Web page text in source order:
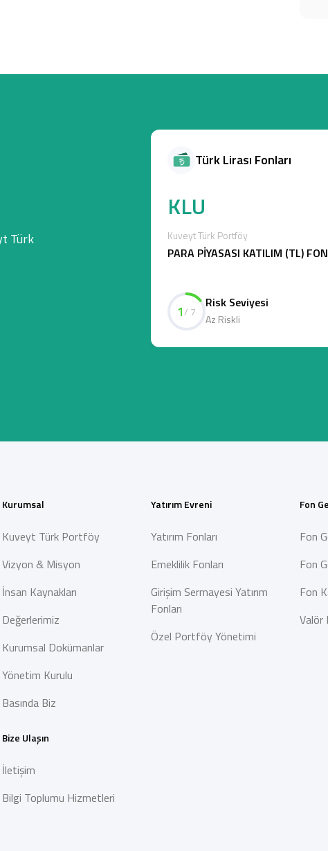
Türk
Türk Lirası Fonları
KLU
Kuveyt Türk Portföy
PARA PİYASASI KATILIM (TL)
1/ 7
Risk Seviyesi
Az Riskli
Kurumsal
Kuveyt Türk Portföy
Vizyon & Misyon
İnsan Kaynakları
Değerlerimiz
Kurumsal Dokümanlar
Yönetim Kurulu
Basında Biz
Yatırım Evreni
Yatırım Fonları
Emeklilik Fonları
Girişim Sermayesi Yatırım
Fonları
Özel Portföy Yönetimi
Fon
Fon
Fon
Fon
Valör
Bize Ulaşın
İletişim
Bilgi Toplumu Hizmetleri